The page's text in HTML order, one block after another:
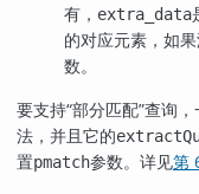
有， extra_data
的对应元素，如
数。
要支持“部分匹配”查询，
法，并且它的
置pmatch参数。详见第